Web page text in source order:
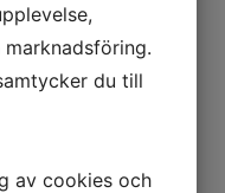
till
du till
av cookies och